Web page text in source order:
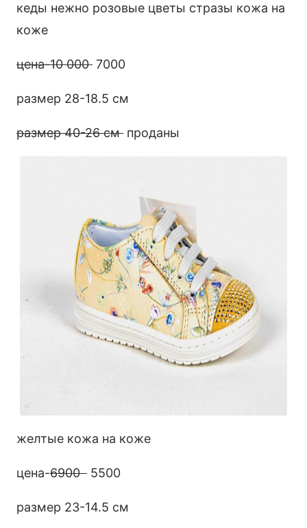
кеды нежно розовые цветы стразы кожа на
коже
цена-10 000 7000
размер 28-18.5 см
размер 40-26 см проданы
желтые кожа на коже
цена-6900 5500
размер 23-14.5 см